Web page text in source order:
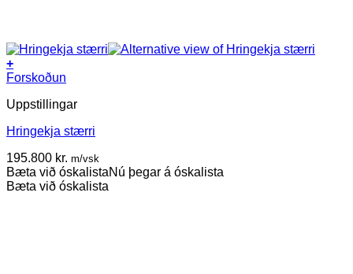
+
Forskoðun
Uppstillingar
Hringekja stærri
195.800 kr. m/vsk
Bæta við óskalistaNú þegar á óskalista
Bæta við óskalista